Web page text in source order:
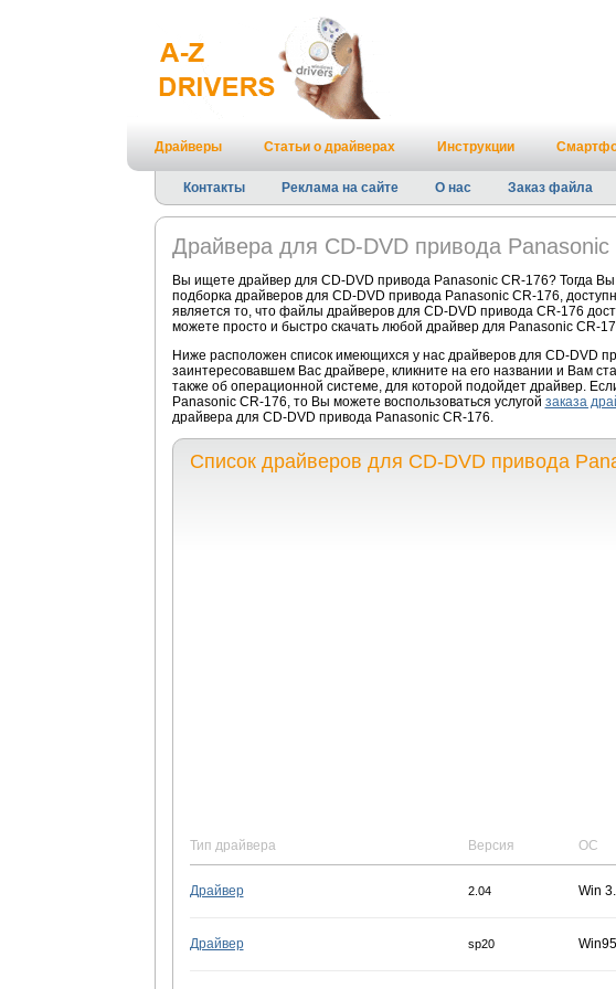
Драйверы Статьи о драйверах Инструкции
Контакты Реклама на сайте О нас Заказ файла
Драйвера для CD-DVD привода Panasonic
Вы ищете драйвер для CD-DVD привода Panasonic CR-176? Тогда
подборка драйверов для CD-DVD привода Panasonic CR-176,
является то, что файлы драйверов для CD-DVD привода CR-176
можете просто и быстро скачать любой драйвер для Panasonic CR-
Ниже расположен список имеющихся у нас драйверов для CD-DVD
заинтересовавшем Вас драйвере, кликните на его названии и Вам
также об операционной системе, для которой подойдет драйвер.
Panasonic CR-176, то Вы можете воспользоваться услугой заказа
драйвера для CD-DVD привода Panasonic CR-176.
Список драйверов для CD-DVD привода
Тип драйвера Версия ОС
Драйвер 2.04 Win
Драйвер sp20